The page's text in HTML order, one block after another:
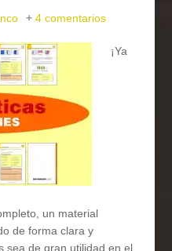
4 comentarios
¡Ya
un material
de forma clara y
sea de gran utilidad en el